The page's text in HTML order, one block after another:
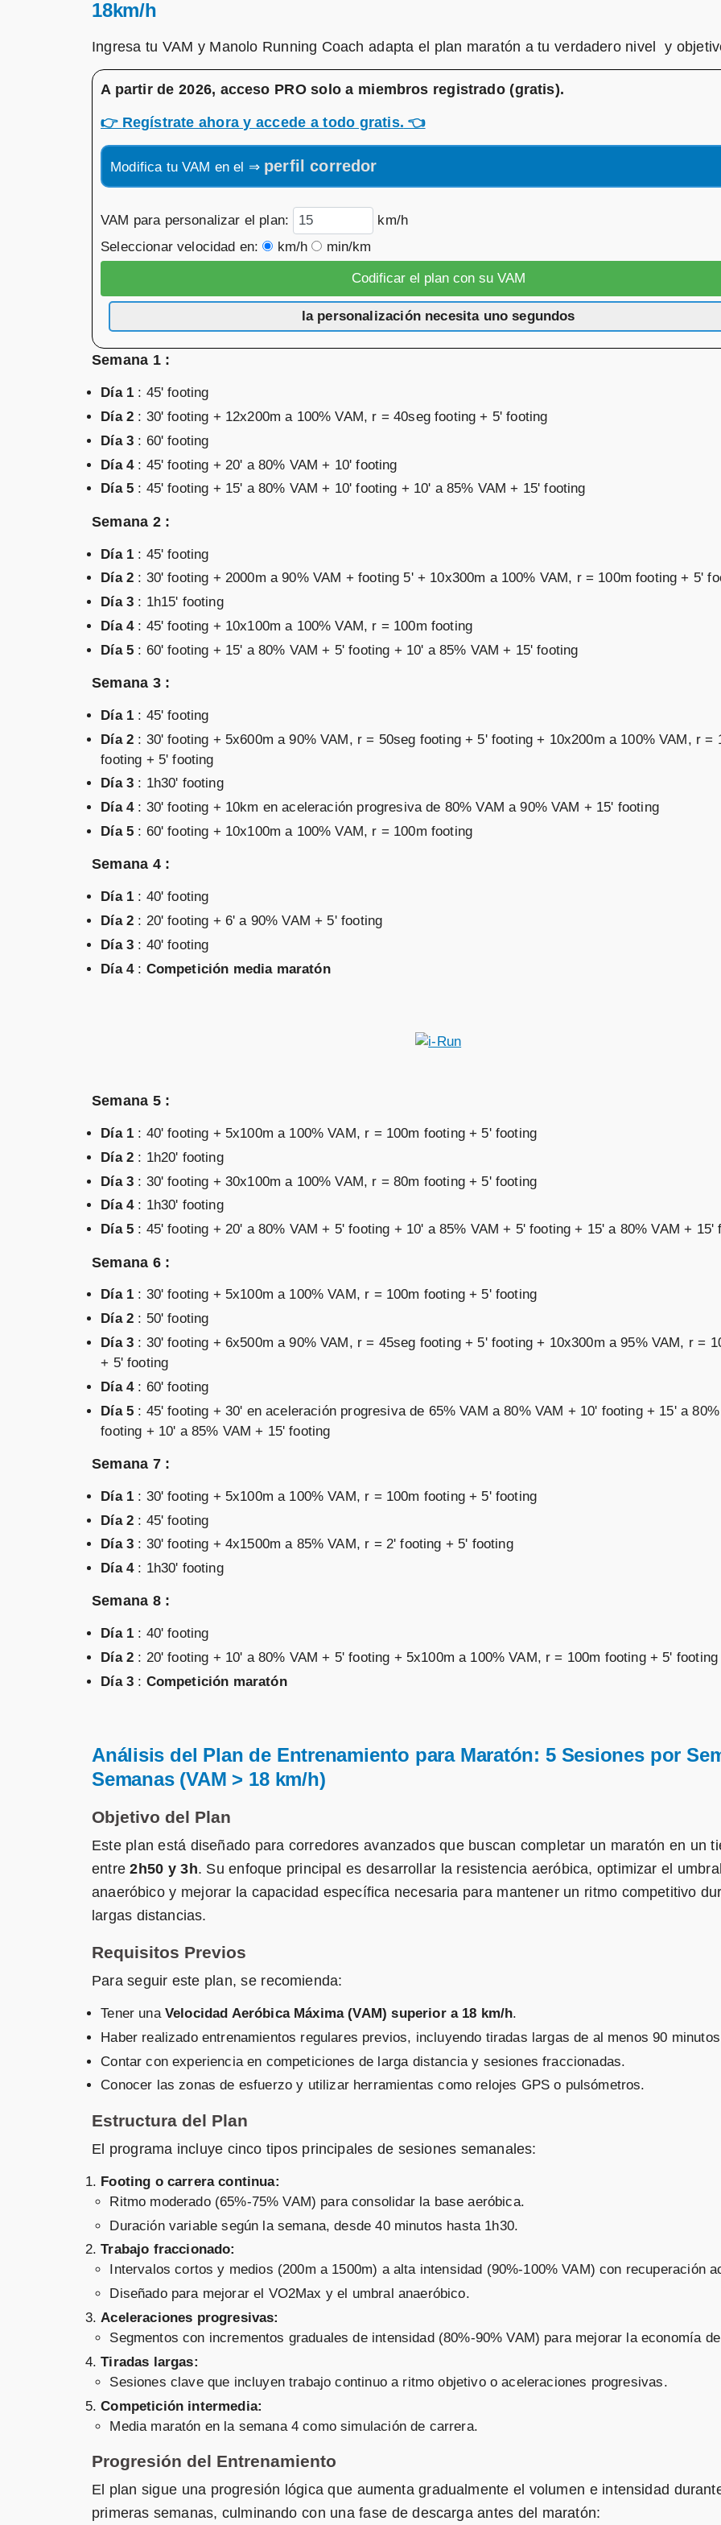
18km/h
Ingresa tu VAM y Manolo Running Coach adapta el plan maratón a tu verdadero nivel y
A partir de 2026, acceso PRO solo a miembros registrado (gratis).
👉 Regístrate ahora y accede a todo gratis. 👈
Modifica tu VAM en el ⇒ perfil corredor
VAM para personalizar el plan:
km/h
Seleccionar velocidad en:
km/h min/km
la personalización necesita uno segundos
Semana 1 :
Día 1 : 45' footing
Día 2 : 30' footing + 12x200m a 100% VAM, r = 40seg footing + 5' footing
Día 3 : 60' footing
Día 4: 45' footing + 20' a 80% VAM + 10' footing
Día 5 : 45' footing + 15' a 80% VAM + 10' footing + 10' a 85% VAM + 15' footing
Semana 2 :
Día 1 : 45' footing
Día 2 : 30' footing + 2000m a 90% VAM + footing 5' + 10x300m a 100% VAM, r = 100m footing + 5'
Día 3 : 1h15' footing
Día 4: 45' footing + 10x100m a 100% VAM, r = 100m footing
Día 5 : 60' footing + 15' a 80% VAM + 5' footing + 10' a 85% VAM + 15' footing
Semana 3 :
Día 1 : 45' footing
Día 2 : 30' footing + 5x600m a 90% VAM, r = 50seg footing + 5' footing + 10x200m a 100% VAM, r =
footing + 5' footing
Día 3 : 1h30' footing
Día 4: 30' footing + 10km en aceleración progresiva de 80% VAM a 90% VAM + 15' footing
Día 5 : 60' footing + 10x100m a 100% VAM, r = 100m footing
Semana 4 :
Día 1 : 40' footing
Día 2 : 20' footing + 6' a 90% VAM + 5' footing
Día 3 : 40' footing
Día 4: Competición media maratón
Semana 5 :
Día 1 : 40' footing + 5x100m a 100% VAM, r = 100m footing + 5' footing
Día 2 : 1h20' footing
Día 3 : 30' footing + 30x100m a 100% VAM, r = 80m footing + 5' footing
Día 4: 1h30' footing
Día 5 : 45' footing + 20' a 80% VAM + 5' footing + 10' a 85% VAM + 5' footing + 15' a 80% VAM + 15'
Semana 6 :
Día 1 : 30' footing + 5x100m a 100% VAM, r = 100m footing + 5' footing
Día 2 : 50' footing
Día 3 : 30' footing + 6x500m a 90% VAM, r = 45seg footing + 5' footing + 10x300m a 95% VAM, r =
+ 5' footing
Día 4: 60' footing
Día 5 : 45' footing + 30' en aceleración progresiva de 65% VAM a 80% VAM + 10' footing + 15' a
footing + 10' a 85% VAM + 15' footing
Semana 7 :
Día 1 : 30' footing + 5x100m a 100% VAM, r = 100m footing + 5' footing
Día 2 : 45' footing
Día 3 : 30' footing + 4x1500m a 85% VAM, r = 2' footing + 5' footing
Día 4: 1h30' footing
Semana 8 :
Día 1 : 40' footing
Día 2 : 20' footing + 10' a 80% VAM + 5' footing + 5x100m a 100% VAM, r = 100m footing + 5' footing
Día 3 : Competición maratón
Análisis del Plan de Entrenamiento para Maratón: 5 Sesiones por
Semanas (VAM > 18 km/h)
Objetivo del Plan
Este plan está diseñado para corredores avanzados que buscan completar un maratón en un
entre2h50 y 3h. Su enfoque principal es desarrollar la resistencia aeróbica, optimizar el
anaeróbico y mejorar la capacidad específica necesaria para mantener un ritmo competitivo
largas distancias.
Requisitos Previos
Para seguir este plan, se recomienda:
Tener una Velocidad Aeróbica Máxima (VAM) superior a 18 km/h.
Haber realizado entrenamientos regulares previos, incluyendo tiradas largas de al menos 90
Contar con experiencia en competiciones de larga distancia y sesiones fraccionadas.
Conocer las zonas de esfuerzo y utilizar herramientas como relojes GPS o pulsómetros.
Estructura del Plan
El programa incluye cinco tipos principales de sesiones semanales:
Footing o carrera continua:
Ritmo moderado (65%-75% VAM) para consolidar la base aeróbica.
Duración variable según la semana, desde 40 minutos hasta 1h30.
Trabajo fraccionado:
Intervalos cortos y medios (200m a 1500m) a alta intensidad (90%-100% VAM) con recuperación
Diseñado para mejorar el VO2Max y el umbral anaeróbico.
Aceleraciones progresivas:
Segmentos con incrementos graduales de intensidad (80%-90% VAM) para mejorar la economía
Tiradas largas:
Sesiones clave que incluyen trabajo continuo a ritmo objetivo o aceleraciones progresivas.
Competición intermedia:
Media maratón en la semana 4 como simulación de carrera.
Progresión del Entrenamiento
El plan sigue una progresión lógica que aumenta gradualmente el volumen e intensidad
primeras semanas, culminando con una fase de descarga antes del maratón: